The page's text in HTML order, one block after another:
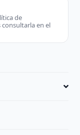
de
en el